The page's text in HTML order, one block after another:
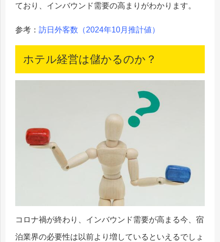
ており、インバウンド需要の高まりがわかります。
参考：訪日外客数（2024年10月推計値）
ホテル経営は儲かるのか？
コロナ禍が終わり、インバウンド需要が高まる今、宿
泊業界の必要性は以前より増しているといえるでしょ